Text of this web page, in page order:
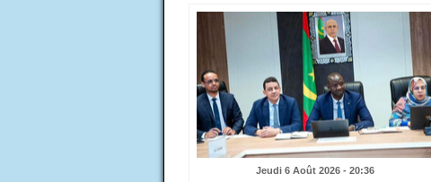
Jeudi 6 Août 2026 - 20:36